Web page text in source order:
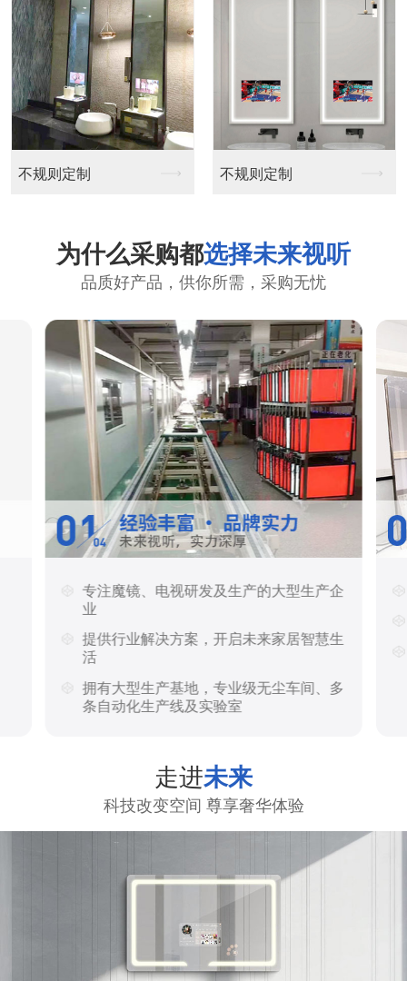
不规则定制 不规则定制
为什么采购都选择未来视听
品质好产品，供你所需，采购无忧
专注魔镜、电视研发及生产的大型生产企
业
提供行业解决方案，开启未来家居智慧生
活
拥有大型生产基地，专业级无尘车间、多
条自动化生产线及实验室
走进未来
科技改变空间 尊享奢华体验